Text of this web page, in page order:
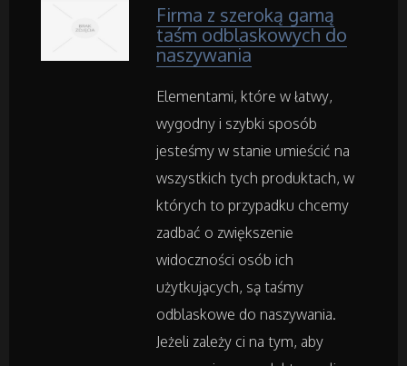
Ogród, Rośliny
Chemia
Inne Sklepy
Maszyny Specjalistyczne
Maszyny
Narzędzia
Firma z szeroką gamą
taśm odblaskowych do
naszywania
Elementami, które w łatwy,
wygodny i szybki sposób
jesteśmy w stanie umieścić na
wszystkich tych produktach, w
których to przypadku chcemy
zadbać o zwiększenie
widoczności osób ich
użytkujących, są taśmy
odblaskowe do naszywania.
Jeżeli zależy ci na tym, aby